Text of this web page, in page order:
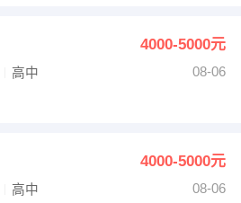
4000-5000元
高中
08-06
4000-5000元
高中
08-06